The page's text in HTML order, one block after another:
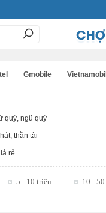
Gmobile
quý, ngũ quý
thần tài
rẻ
5 - 10 triệu 10 -